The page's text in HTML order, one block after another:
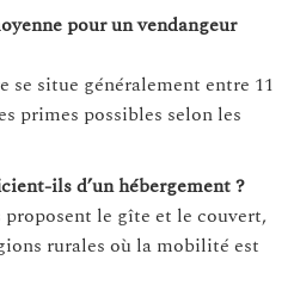
pour un vendangeur
se situe généralement entre 11
primes possibles selon les
ils d’un hébergement ?
le gîte et le couvert,
rurales où la mobilité est